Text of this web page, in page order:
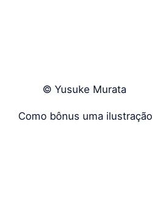
© Yusuke Murata
Como bônus uma